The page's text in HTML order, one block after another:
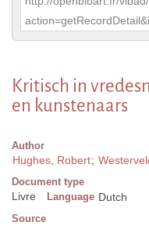
Kritisch in
en kunstenaars
Author
Hughes, Robert;
Document type
Livre Language Dutch
Source